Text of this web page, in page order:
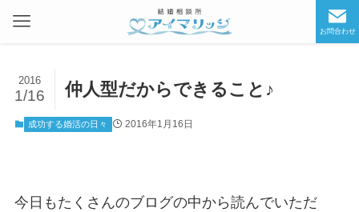
お問合わせ
仲人型だからできること♪
2016
1/16
成功する婚活の日々 2016年1月16日
今日もたくさんのブログの中から読んでいただ